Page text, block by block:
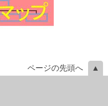
ページの先頭へ